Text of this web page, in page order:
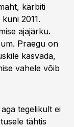
kärbiti
2011.
ajajärku.
Praegu on
kasvada,
vahele võib
tegelikult ei
tähtis